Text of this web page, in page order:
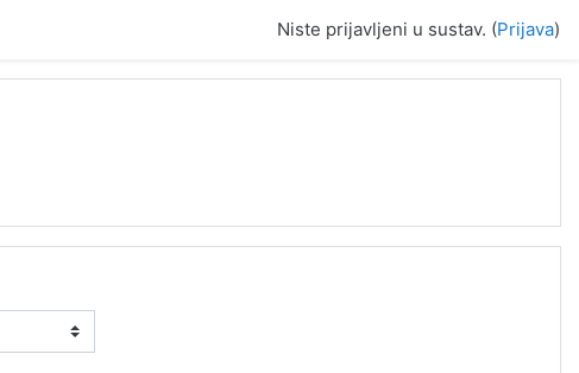
Niste prijavljeni u sustav. (Prijava)